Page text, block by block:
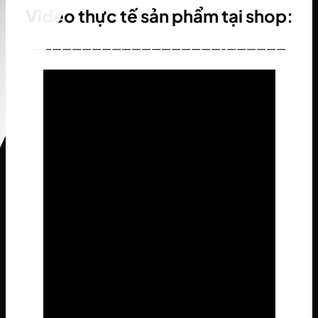
Video thực tế sản phẩm tại shop:
———————————————————-——————